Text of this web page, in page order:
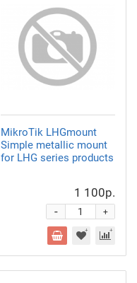
MikroTik LHGmount
Simple metallic mount
for LHG series products
1 100р.
+
-